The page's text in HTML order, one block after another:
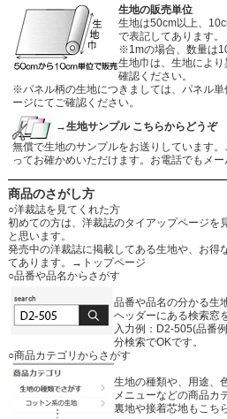
生地の販売単位
生地は50cm以上、
で表記してあります。
※1mの場合、数量は
生地巾は、生地によ
確認ください。
※パネル柄の生地につきましては、パネル
ージにてご確認ください。
→生地サンプル こちらからどうぞ
無償で生地のサンプルをお送りしています
ってお確かめいただけます。お電話でもメー
商品のさがし方
○洋裁誌を見てくれた方
初めての方は、洋裁誌のタイアップページを
と思います。
発売中の洋裁誌に掲載してある生地や、お得
てあります。
→トップページ
○品番や品名からさがす
品番や品名の分かる生
ヘッダーにある検索窓
入力例：D2-505(品番
分検索でOKです。
○商品カテゴリからさがす
生地の種類や、用途、
メニューなどの商品カ
裏地や接着芯地もこち